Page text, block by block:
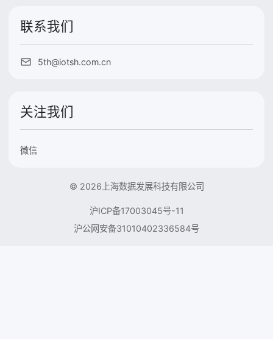
联系我们
5th@iotsh.com.cn
关注我们
微信
© 2026上海数据发展科技有限公司
沪ICP备17003045号-11
沪公网安备31010402336584号